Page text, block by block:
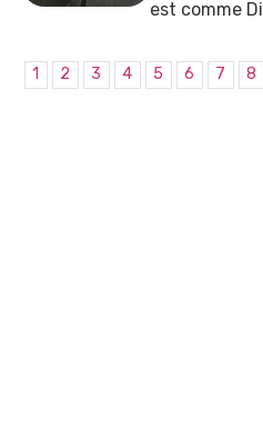
est comme
1 2 3 4 5 6 7 8